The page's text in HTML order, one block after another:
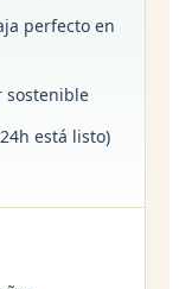
perfecto en
sostenible
está listo)